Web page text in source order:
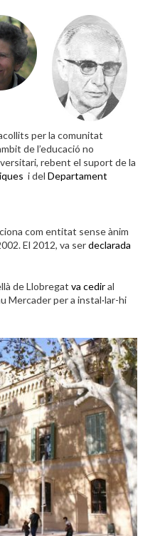
per la comunitat
de l’educació no
rebent el suport de la
i delDepartament
com entitat sense ànim
El 2012, va serdeclarada
de Llobregatva cediral
Mercader per a instal·lar-hi